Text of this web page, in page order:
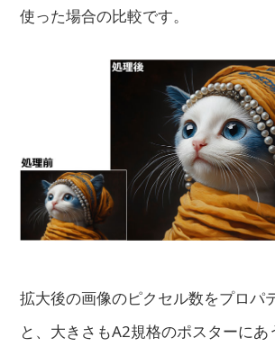
使った場合の比較です。
拡大後の画像のピクセル数をプロパ
と、大きさもA2規格のポスターにあ